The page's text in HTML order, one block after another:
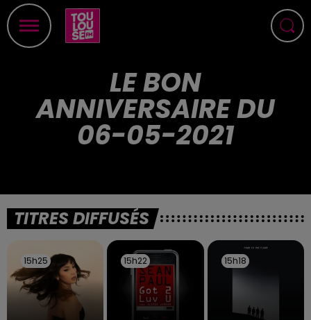
LE BON
ANNIVERSAIRE DU
06-05-2021
TITRES DIFFUSÉS
15h25
15h25 15h22
15h22 15h18
15h18